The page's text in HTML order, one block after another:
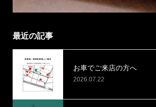
最近の記事
お車でご来店の方へ
2026.07.22